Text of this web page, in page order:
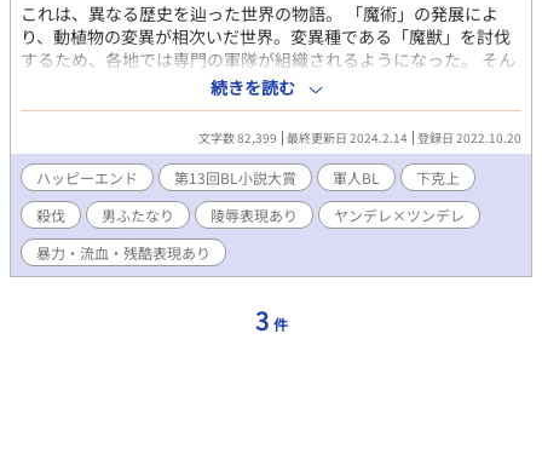
これは、異なる歴史を辿った世界の物語。 「魔術」の発展によ
り、動植物の変異が相次いだ世界。変異種である「魔獣」を討伐
するため、各地では専門の軍隊が組織されるようになった。 そん
な中、魔獣討伐軍の一般志願兵であるジャコモ・ドラートは、美
貌の将校フェルディナンド・ダリネーラに恋をし、劣情と苛立ち
を持て余していた。 フェルディナンドはジャコモとの過去の因縁
を忘れたばかりか、高慢かつ嫌味な態度で新兵たちを蔑み、嘲笑
する。 フェルディナンドへの恋心ゆえに憎悪を拗らせていくジャ
コモだったが、ある日、フェルディナンドは作戦の失敗により触
手型の「魔獣」に襲われ、その身体を弄ばれてしまう。 フェルデ
ィナンドを救出し、弱みを握ったジャコモは、彼を脅すことで支
配しようと目論んだ。 殺伐とした淫らな関係が続く中、明かされ
×高慢なエリート将校の殺伐下克上BL。 ※暴力描写、流血表現多
め。 ※倫理的にまずい表現もそれなりにありますが、作品の雰囲
続きを読む
文字数 82,399 最終更新日 2024.2.14 登録日 2022.10.20
ハッピーエンド 第13回BL小説大賞 軍人BL
下克上
殺伐
男ふたなり 陵辱表現あり
ヤンデレ×ツンデレ
暴力・流血・残酷表現あり
3 件